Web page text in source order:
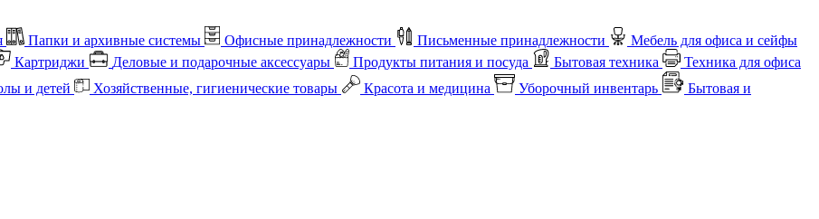
Папки и архивные системы Офисные принадлежности Письменные принадлежности
Мебель для офиса и сейфы
Картриджи Деловые и подарочные аксессуары Продукты питания и посуда Бытовая техника
Техника для офиса
и детей Хозяйственные, гигиенические товары Красота и медицина Уборочный инвентарь
Бытовая и